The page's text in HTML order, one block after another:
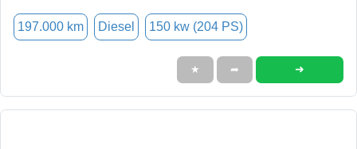
197.000 km Diesel 150 kw (204 PS)
★ ➦ ➜